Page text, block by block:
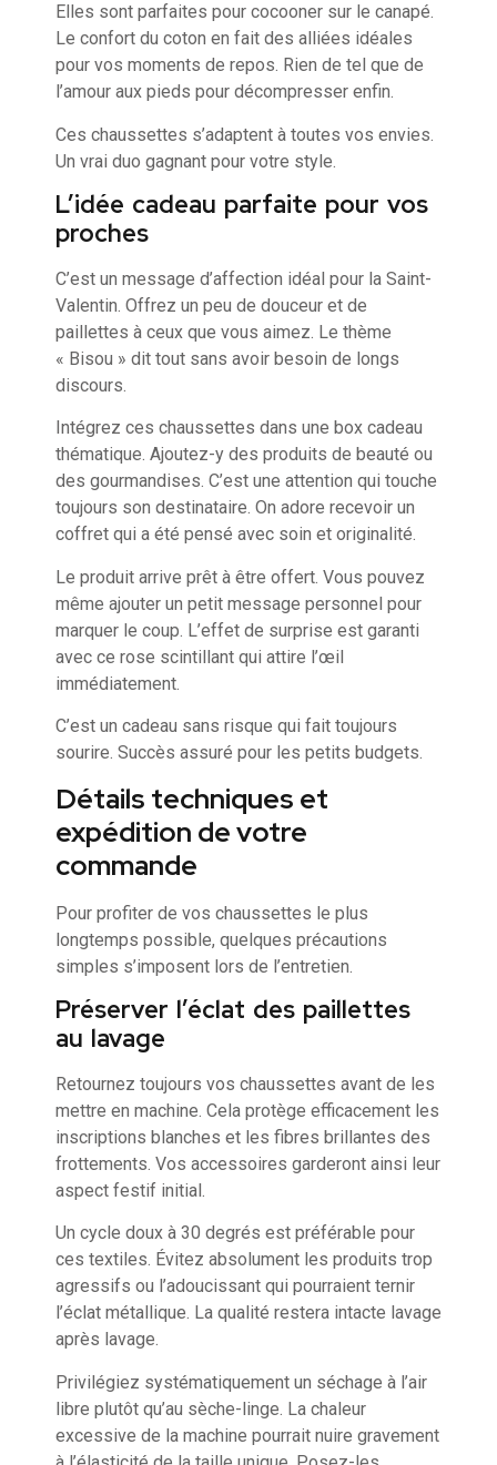
Elles sont parfaites pour cocooner sur le canapé.
Le confort du coton en fait des alliées idéales
pour vos moments de repos. Rien de tel que de
l’amour aux pieds pour décompresser enfin.
Ces chaussettes s’adaptent à toutes vos envies.
Un vrai duo gagnant pour votre style.
L’idée cadeau parfaite pour vos
proches
C’est un message d’affection idéal pour la Saint-
Valentin. Offrez un peu de douceur et de
paillettes à ceux que vous aimez. Le thème
« Bisou » dit tout sans avoir besoin de longs
discours.
Intégrez ces chaussettes dans une box cadeau
thématique. Ajoutez-y des produits de beauté ou
des gourmandises. C’est une attention qui touche
toujours son destinataire. On adore recevoir un
coffret qui a été pensé avec soin et originalité.
Le produit arrive prêt à être offert. Vous pouvez
même ajouter un petit message personnel pour
marquer le coup. L’effet de surprise est garanti
avec ce rose scintillant qui attire l’œil
immédiatement.
C’est un cadeau sans risque qui fait toujours
sourire. Succès assuré pour les petits budgets.
Détails techniques et
expédition de votre
commande
Pour profiter de vos chaussettes le plus
longtemps possible, quelques précautions
simples s’imposent lors de l’entretien.
Préserver l’éclat des paillettes
au lavage
Retournez toujours vos chaussettes avant de les
mettre en machine. Cela protège efficacement les
inscriptions blanches et les fibres brillantes des
frottements. Vos accessoires garderont ainsi leur
aspect festif initial.
Un cycle doux à 30 degrés est préférable pour
ces textiles. Évitez absolument les produits trop
agressifs ou l’adoucissant qui pourraient ternir
l’éclat métallique. La qualité restera intacte lavage
après lavage.
Privilégiez systématiquement un séchage à l’air
libre plutôt qu’au sèche-linge. La chaleur
excessive de la machine pourrait nuire gravement